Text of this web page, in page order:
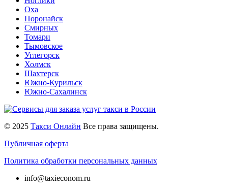
Оха
Поронайск
Смирных
Томари
Тымовское
Углегорск
Холмск
Шахтерск
Южно-Курильск
Южно-Сахалинск
© 2025 Такси Онлайн Все права защищены.
Публичная оферта
Политика обработки персональных данных
info@taxieconom.ru